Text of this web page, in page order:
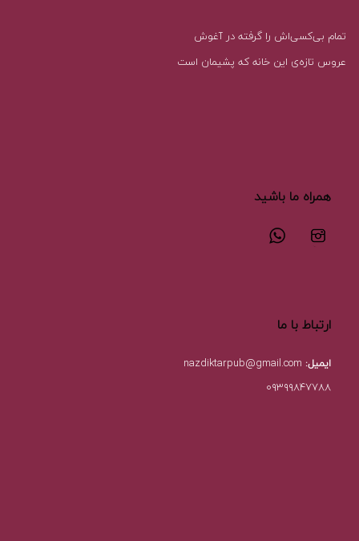
تمام بی‌کسی‌اش را گرفته در آغوش
عروس تازه‌ی این خانه که پشیمان است
همراه ما باشید
ارتباط با ما
ایمیل: nazdiktarpub@gmail.com
۰۹۳۹۹۸۴۷۷۸۸